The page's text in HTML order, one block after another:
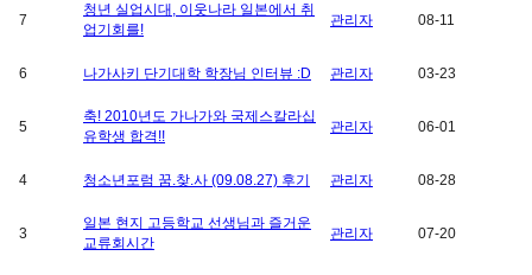
7
청년 실업시대, 이웃나라 일본에서 취
업기회를!
관리자 08-11
6 나가사키 단기대학 학장님 인터뷰 :D 관리자 03-23
5
축! 2010년도 가나가와 국제스칼라십
유학생 합격!!
관리자 06-01
4 청소년포럼 꿈.찾.사 (09.08.27) 후기 관리자 08-28
3
일본 현지 고등학교 선생님과 즐거운
교류회시간
관리자 07-20